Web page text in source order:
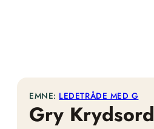
EMNE: LEDETRÅDE MED G
Gry Krydsord